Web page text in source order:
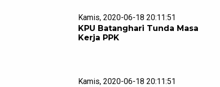
Kamis, 2020-06-18 20:11:51
KPU Batanghari Tunda Masa
Kerja PPK
Kamis, 2020-06-18 20:11:51